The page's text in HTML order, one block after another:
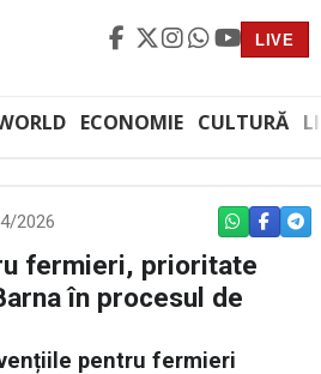
LIVE
ECONOMIE CULTURĂ
2026 WHATSAPP
fermieri, prioritate
în procesul de
pentru fermieri